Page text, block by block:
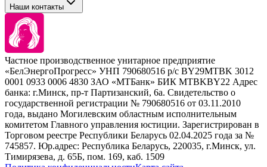
Брови и ресницы
Барберинг
Наборы
Расходные материалы
Concept
Kezy
Barex
Sim Sensitive
Kebren
Selective Professional
White Line
Наши контакты
+ 375 44 7233514
+ 375 29 1649505
info@krasabel.by
Офис: г. Минск, ул. Тимирязева 65Б, офис 1509
Склад: г. Минск, ул. Домбровская, 15
Частное производственное унитарное предприятие
«БелЭнергоПрогресс» УНП 790680516 р/с BY29MTBK 3012
0001 0933 0006 4830 ЗАО «МТБанк» БИК MTBKBY22 Адрес
банка: г.Минск, пр-т Партизанский, 6а. Свидетельство о
государственной регистрации № 790680516 от 03.11.2010
года, выдано Могилевским областным исполнительным
комитетом Главного управления юстиции. Зарегистрирован в
Торговом реестре Республики Беларусь 02.04.2025 года за №
745857. Юр.адрес: Республика Беларусь, 220035, г.Минск, ул.
Тимирязева, д. 65Б, пом. 169, каб. 1509